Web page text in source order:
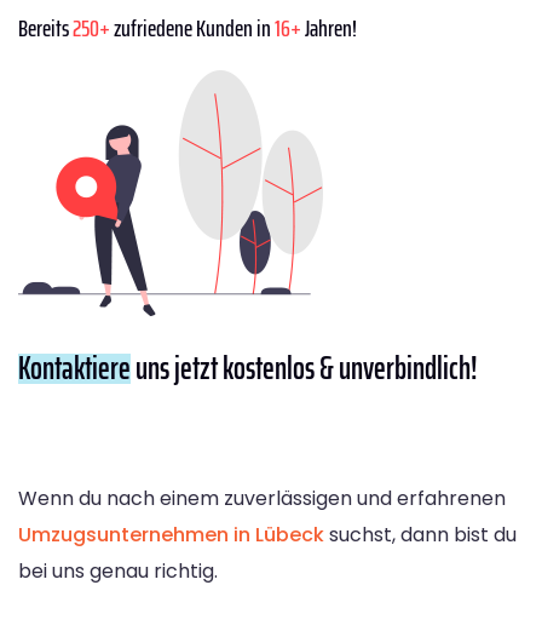
Bereits250+zufriedene Kunden in16+Jahren!
Kontaktiereuns jetzt kostenlos & unverbindlich!
Wenn du nach einem zuverlässigen und erfahrenen
Umzugsunternehmen in Lübecksuchst, dann bist du
bei uns genau richtig.